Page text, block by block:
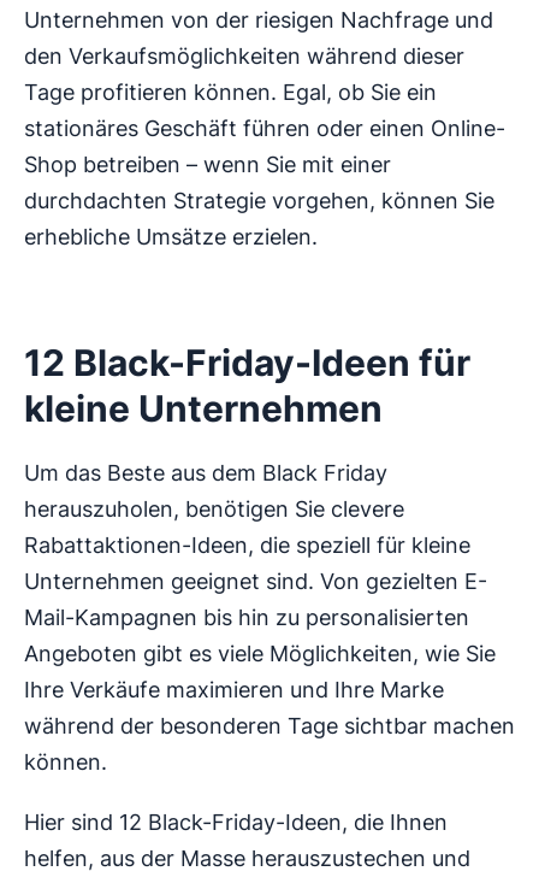
Unternehmen von der riesigen Nachfrage und
den Verkaufsmöglichkeiten während dieser
Tage profitieren können. Egal, ob Sie ein
stationäres Geschäft führen oder einen Online-
Shop betreiben – wenn Sie mit einer
durchdachten Strategie vorgehen, können Sie
erhebliche Umsätze erzielen.
12 Black-Friday-Ideen für
kleine Unternehmen
Um das Beste aus dem Black Friday
herauszuholen, benötigen Sie clevere
Rabattaktionen-Ideen, die speziell für kleine
Unternehmen geeignet sind. Von gezielten E-
Mail-Kampagnen bis hin zu personalisierten
Angeboten gibt es viele Möglichkeiten, wie Sie
Ihre Verkäufe maximieren und Ihre Marke
während der besonderen Tage sichtbar machen
können.
Hier sind 12 Black-Friday-Ideen, die Ihnen
helfen, aus der Masse herauszustechen und